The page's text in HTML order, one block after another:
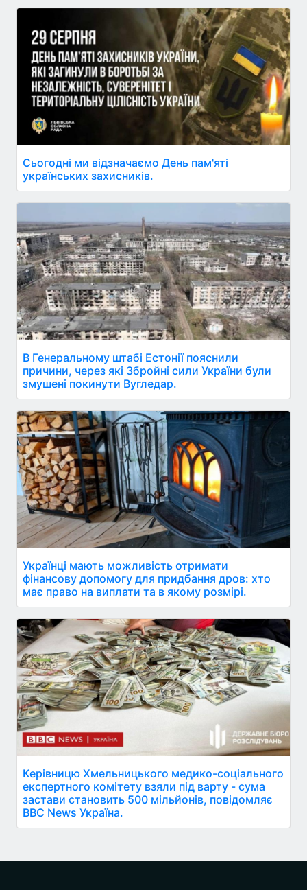
Сьогодні ми відзначаємо День пам'яті
українських захисників.
В Генеральному штабі Естонії пояснили
причини, через які Збройні сили України були
змушені покинути Вугледар.
Українці мають можливість отримати
фінансову допомогу для придбання дров: хто
має право на виплати та в якому розмірі.
Керівницю Хмельницького медико-соціального
експертного комітету взяли під варту - сума
застави становить 500 мільйонів, повідомляє
BBC News Україна.